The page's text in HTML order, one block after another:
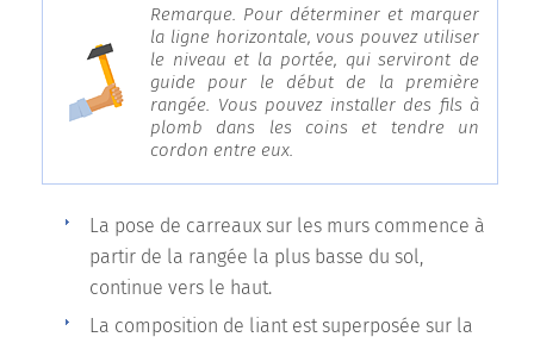
Remarque. Pour déterminer et marquer
la ligne horizontale, vous pouvez utiliser
le niveau et la portée, qui serviront de
guide pour le début de la première
rangée. Vous pouvez installer des fils à
plomb dans les coins et tendre un
cordon entre eux.
La pose de carreaux sur les murs commence à
partir de la rangée la plus basse du sol,
continue vers le haut.
La composition de liant est superposée sur la